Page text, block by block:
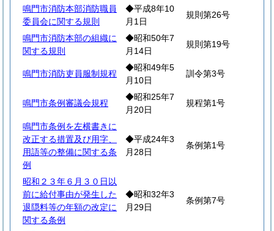
鳴門市消防本部消防職員
委員会に関する規則
◆平成8年10
月1日
規則第26号
鳴門市消防本部の組織に
関する規則
◆昭和50年7
月14日
規則第19号
鳴門市消防吏員服制規程
◆昭和49年5
月10日
訓令第3号
鳴門市条例審議会規程
◆昭和25年7
月20日
規程第1号
鳴門市条例を左横書きに
改正する措置及び用字、
用語等の整備に関する条
例
◆平成24年3
月28日
条例第1号
昭和２３年６月３０日以
前に給付事由が発生した
退隠料等の年額の改定に
関する条例
◆昭和32年3
月29日
条例第7号